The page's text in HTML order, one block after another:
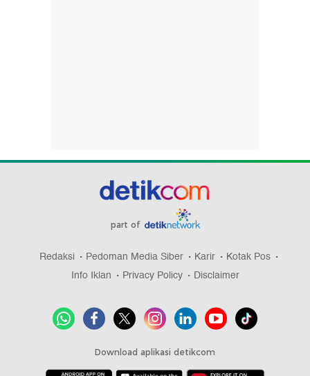
part of
Redaksi Pedoman Media Siber Karir
Kotak Pos
Info Iklan
Privacy Policy Disclaimer
Download aplikasi detikcom